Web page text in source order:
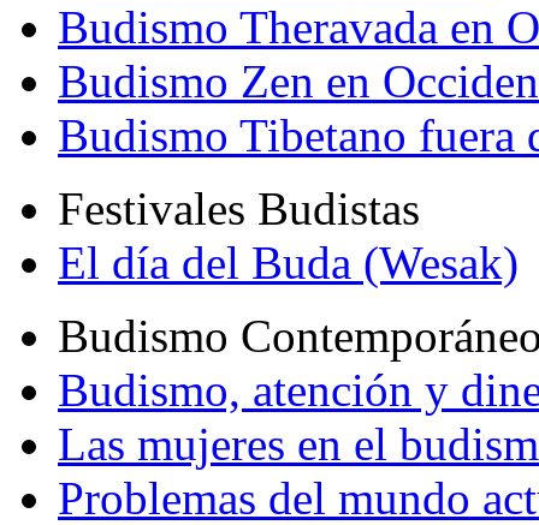
Budismo Theravada en
Budismo Zen en
Budismo Tibetano fuera
Festivales Budistas
El día del Buda (Wesak)
Budismo
Budismo, atención y
Las mujeres en el
Problemas del mundo